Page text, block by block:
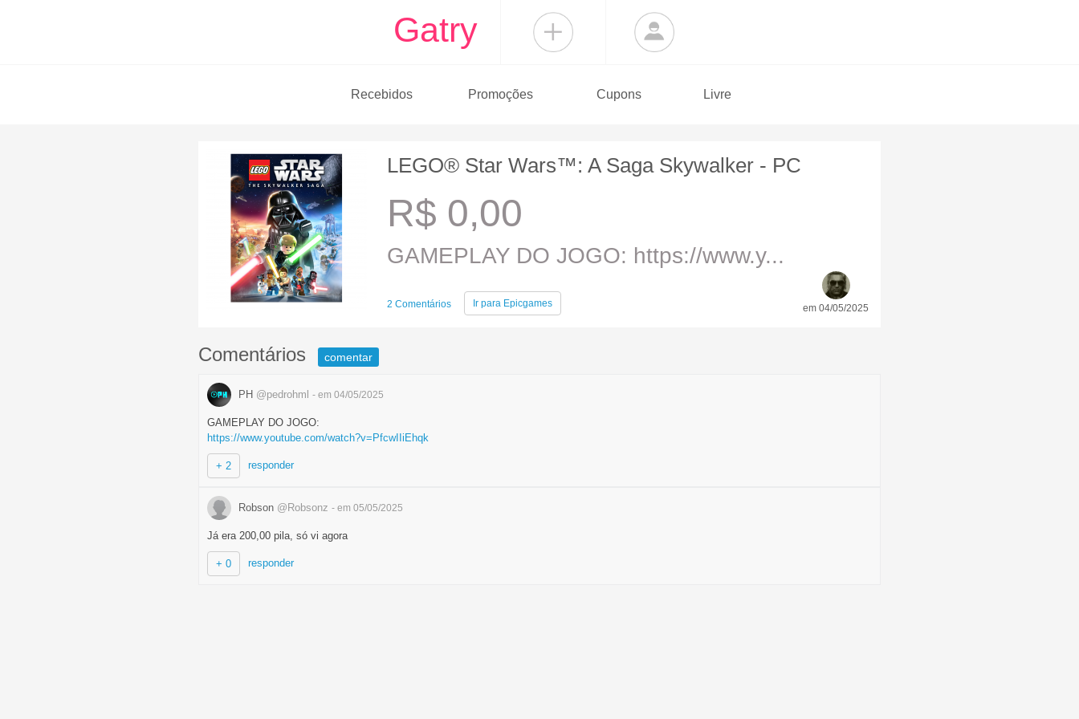
Gatry
Recebidos Promoções Cupons Livre
LEGO® Star Wars™: A Saga Skywalker - PC
R$ 0,00
GAMEPLAY DO JOGO: https://www.y...
2 Comentários Ir para Epicgames em 04/05/2025
Comentários comentar
PH @pedrohml - em 04/05/2025
GAMEPLAY DO JOGO:
https://www.youtube.com/watch?v=PfcwIIiEhqk
+ 2 responder
Robson @Robsonz - em 05/05/2025
Já era 200,00 pila, só vi agora
+ 0 responder